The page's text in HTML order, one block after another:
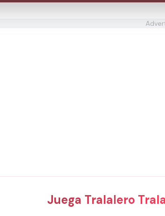
Juega Tralalero